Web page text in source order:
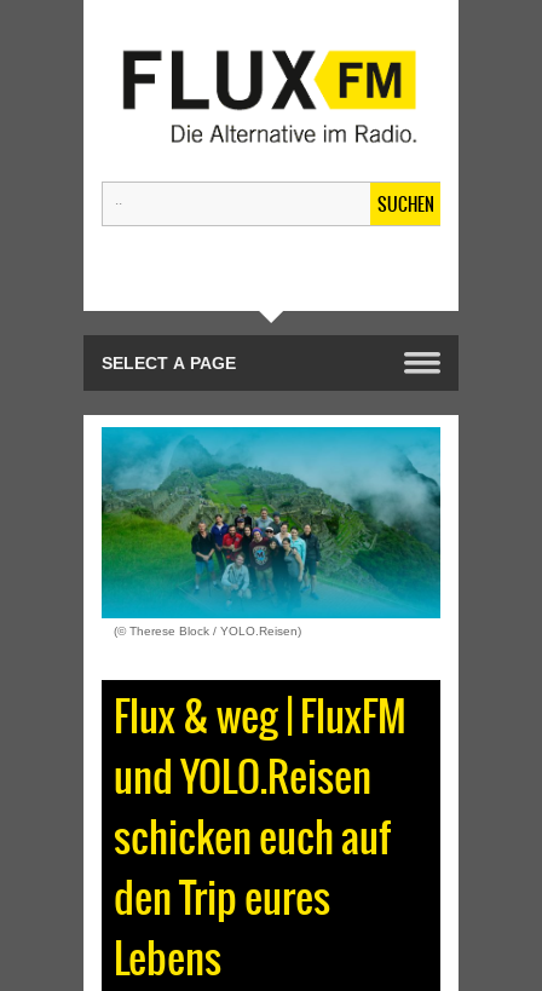
SUCHEN
(© Therese Block / YOLO.Reisen)
Flux & weg | FluxFM
und YOLO.Reisen
schicken euch auf
den Trip eures
Lebens